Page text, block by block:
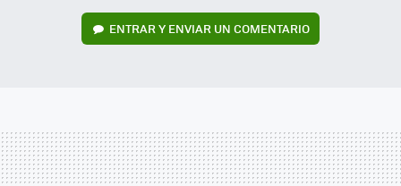
ENTRAR Y ENVIAR UN COMENTARIO